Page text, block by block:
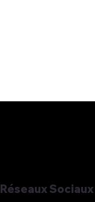
Réseaux Sociaux